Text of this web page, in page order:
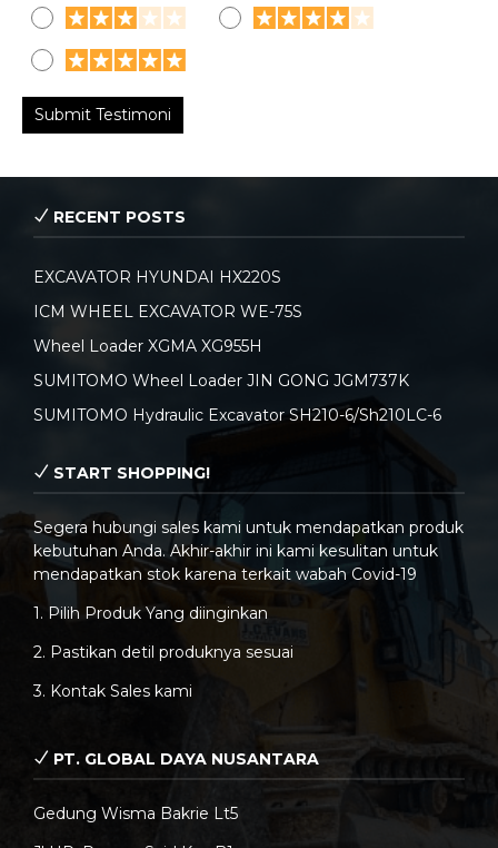
RECENT POSTS
EXCAVATOR HYUNDAI HX220S
ICM WHEEL EXCAVATOR WE-75S
Wheel Loader XGMA XG955H
SUMITOMO Wheel Loader JIN GONG JGM737K
SUMITOMO Hydraulic Excavator SH210-6/Sh210LC-6
START SHOPPING!
Segera hubungi sales kami untuk mendapatkan produk
kebutuhan Anda. Akhir-akhir ini kami kesulitan untuk
mendapatkan stok karena terkait wabah Covid-19
1. Pilih Produk Yang diinginkan
2. Pastikan detil produknya sesuai
3. Kontak Sales kami
PT. GLOBAL DAYA NUSANTARA
Gedung Wisma Bakrie Lt5